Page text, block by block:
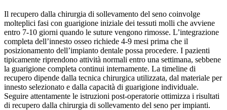
Il recupero dalla chirurgia di sollevamento del seno coinvolge
molteplici fasi con guarigione iniziale dei tessuti molli che avviene
entro 7-10 giorni quando le suture vengono rimosse. L’integrazione
completa dell’innesto osseo richiede 4-9 mesi prima che il
posizionamento dell’impianto dentale possa procedere. I pazienti
tipicamente riprendono attività normali entro una settimana, sebbene
la guarigione completa continui internamente. La timeline di
recupero dipende dalla tecnica chirurgica utilizzata, dal materiale per
innesto selezionato e dalla capacità di guarigione individuale.
Seguire attentamente le istruzioni post-operatorie ottimizza i risultati
di recupero dalla chirurgia di sollevamento del seno per impianti.